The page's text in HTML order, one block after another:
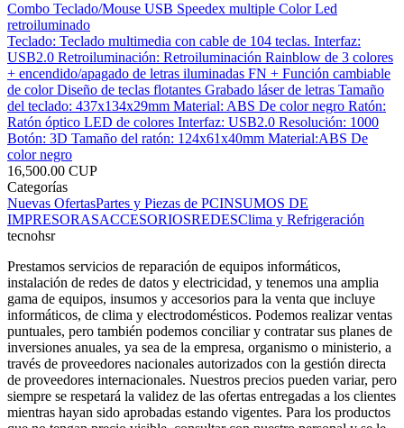
Combo Teclado/Mouse USB Speedex multiple Color Led
retroiluminado
Teclado: Teclado multimedia con cable de 104 teclas. Interfaz:
USB2.0 Retroiluminación: Retroiluminación Rainblow de 3 colores
+ encendido/apagado de letras iluminadas FN + Función cambiable
de color Diseño de teclas flotantes Grabado láser de letras Tamaño
del teclado: 437x134x29mm Material: ABS De color negro Ratón:
Ratón óptico LED de colores Interfaz: USB2.0 Resolución: 1000
Botón: 3D Tamaño del ratón: 124x61x40mm Material:ABS De
color negro
16,500.00 CUP
Categorías
Nuevas OfertasPartes y Piezas de PCINSUMOS DE
IMPRESORASACCESORIOSREDESClima y Refrigeración
tecnohsr
Prestamos servicios de reparación de equipos informáticos,
instalación de redes de datos y electricidad, y tenemos una amplia
gama de equipos, insumos y accesorios para la venta que incluye
informáticos, de clima y electrodomésticos. Podemos realizar ventas
puntuales, pero también podemos conciliar y contratar sus planes de
inversiones anuales, ya sea de la empresa, organismo o ministerio, a
través de proveedores nacionales autorizados con la gestión directa
de proveedores internacionales. Nuestros precios pueden variar, pero
siempre se respetará la validez de las ofertas entregadas a los clientes
mientras hayan sido aprobadas estando vigentes. Para los productos